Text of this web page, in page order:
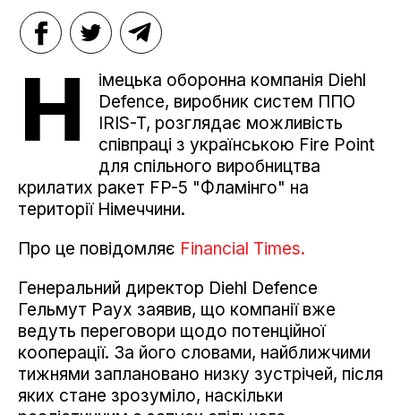
Н
імецька оборонна компанія Diehl
Defence, виробник систем ППО
IRIS-T, розглядає можливість
співпраці з українською Fire Point
для спільного виробництва
крилатих ракет FP-5 "Фламінго" на
території Німеччини.
Про це повідомляє Financial Times.
Генеральний директор Diehl Defence
Гельмут Раух заявив, що компанії вже
ведуть переговори щодо потенційної
кооперації. За його словами, найближчими
тижнями заплановано низку зустрічей, після
яких стане зрозуміло, наскільки